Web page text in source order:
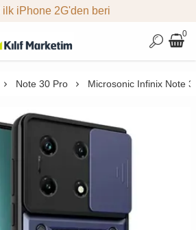
ilk iPhone 2G'den beri
0
Note 30 Pro Microsonic Infinix Note